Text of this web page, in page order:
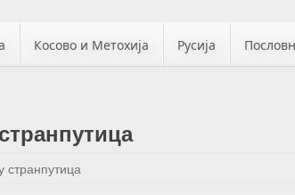
Косово и Метохија Русија
странпутица